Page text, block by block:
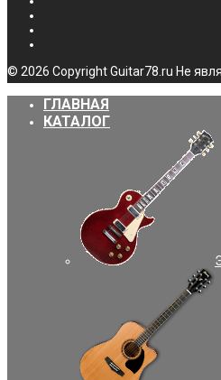
© 2026 Copyright Guitar78.ru Не
ГЛАВНАЯ
КАТАЛОГ